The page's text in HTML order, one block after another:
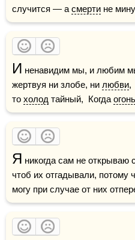
случится — а смерти не
И ненавидим мы, и любим
жертвуя ни злобе, ни любви,
то холод тайный,  Когда огонь
Я никогда сам не открываю
чтоб их отгадывали, потому
могу при случае от них